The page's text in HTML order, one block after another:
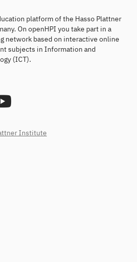
platform of the Hasso Plattner
On openHPI you take part in a
network based on interactive online
subjects in Information and
(ICT).
Institute